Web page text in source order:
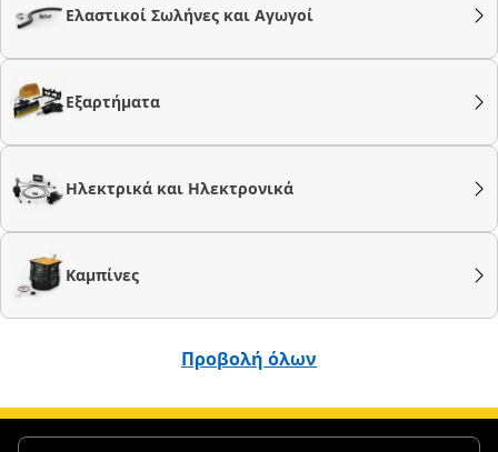
Ελαστικοί Σωλήνες και Αγωγοί
Εξαρτήματα
Ηλεκτρικά και Ηλεκτρονικά
Καμπίνες
Προβολή όλων